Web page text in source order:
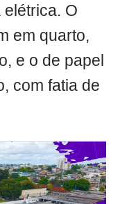
elétrica. O
em quarto,
e o de papel
com fatia de